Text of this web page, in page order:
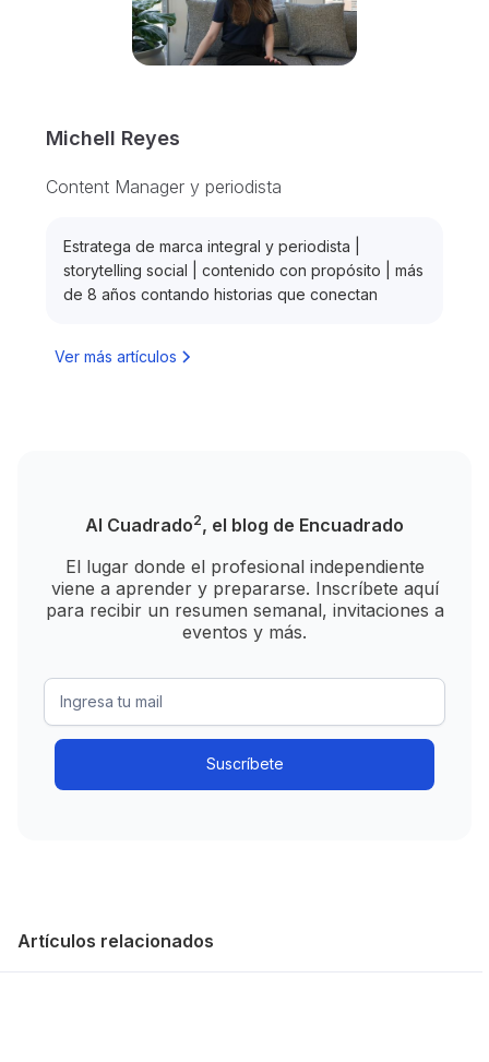
Michell Reyes
Content Manager y periodista
Estratega de marca integral y periodista |
storytelling social | contenido con propósito | más
de 8 años contando historias que conectan
Ver más artículos
Al Cuadrado2, el blog de Encuadrado
El lugar donde el profesional independiente
viene a aprender y prepararse. Inscríbete aquí
para recibir un resumen semanal, invitaciones a
eventos y más.
Artículos relacionados